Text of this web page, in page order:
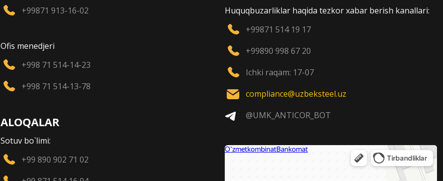
+99871 913-16-02
Ofis menedjeri
+998 71 514-14-23
+998 71 514-13-78
ALOQALAR
Sotuv bo`limi:
+99 890 902 71 02
Huquqbuzarliklar haqida tezkor xabar berish kanallari:
+99871 514 19 17
+99890 998 67 20
Ichki raqam: 17-07
compliance@uzbeksteel.uz
@UMK_ANTICOR_BOT